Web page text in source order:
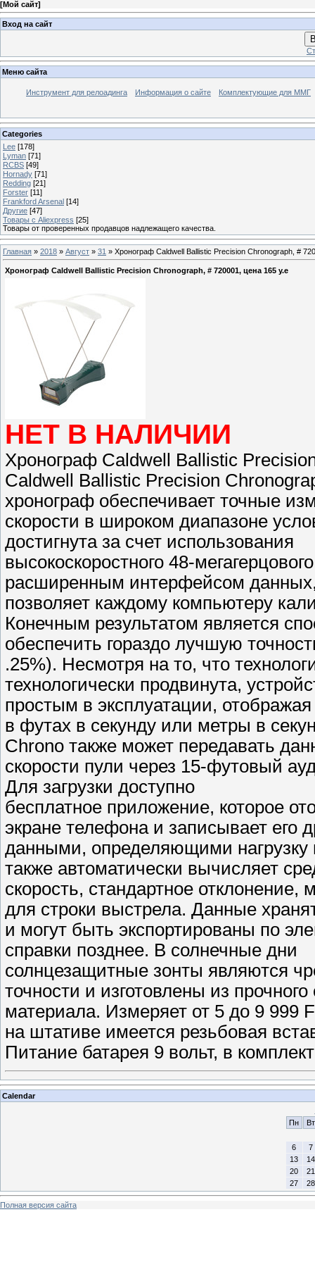
[Мой сайт]
Вход на сайт
Меню сайта
Инструмент для релоадинга Информация о сайте Комплектующие для ММГ
Categories
Lee [178]
Lyman [71]
RCBS [49]
Hornady [71]
Redding [21]
Forster [11]
Frankford Arsenal [14]
Другие [47]
Товары с Aliexpress [25]
Товары от проверенных продавцов надлежащего качества.
Главная » 2018 » Август » 31 » Хронограф Caldwell Ballistic Precision Chronograph, #
Хронограф Caldwell Ballistic Precision Chronograph, # 720001, цена 165 у.е
НЕТ В НАЛИЧИИ
Хронограф Caldwell Ballistic
Caldwell Ballistic Precision
хронограф обеспечивает точные
скорости в широком диапазоне
достигнута за счет использования
высокоскоростного 48-
расширенным интерфейсом
позволяет каждому компьютеру
Конечным результатом является
обеспечить гораздо лучшую
.25%). Несмотря на то, что
технологически продвинута,
простым в эксплуатации,
в футах в секунду или метры в
Chrono также может передавать
скорости пули через 15-футовый
Для загрузки доступно
бесплатное приложение, которое
экране телефона и записывает его
данными, определяющими
также автоматически вычисляет
скорость, стандартное
для строки выстрела. Данные
и могут быть экспортированы по
справки позднее. В солнечные дни
солнцезащитные зонты являются
точности и изготовлены из прочного
материала. Измеряет от 5 до 9 999
на штативе имеется резьбовая
Питание батарея 9 вольт, в
Calendar
Пн
Вт
6
7
13
14
20
21
27
28
Полная версия сайта